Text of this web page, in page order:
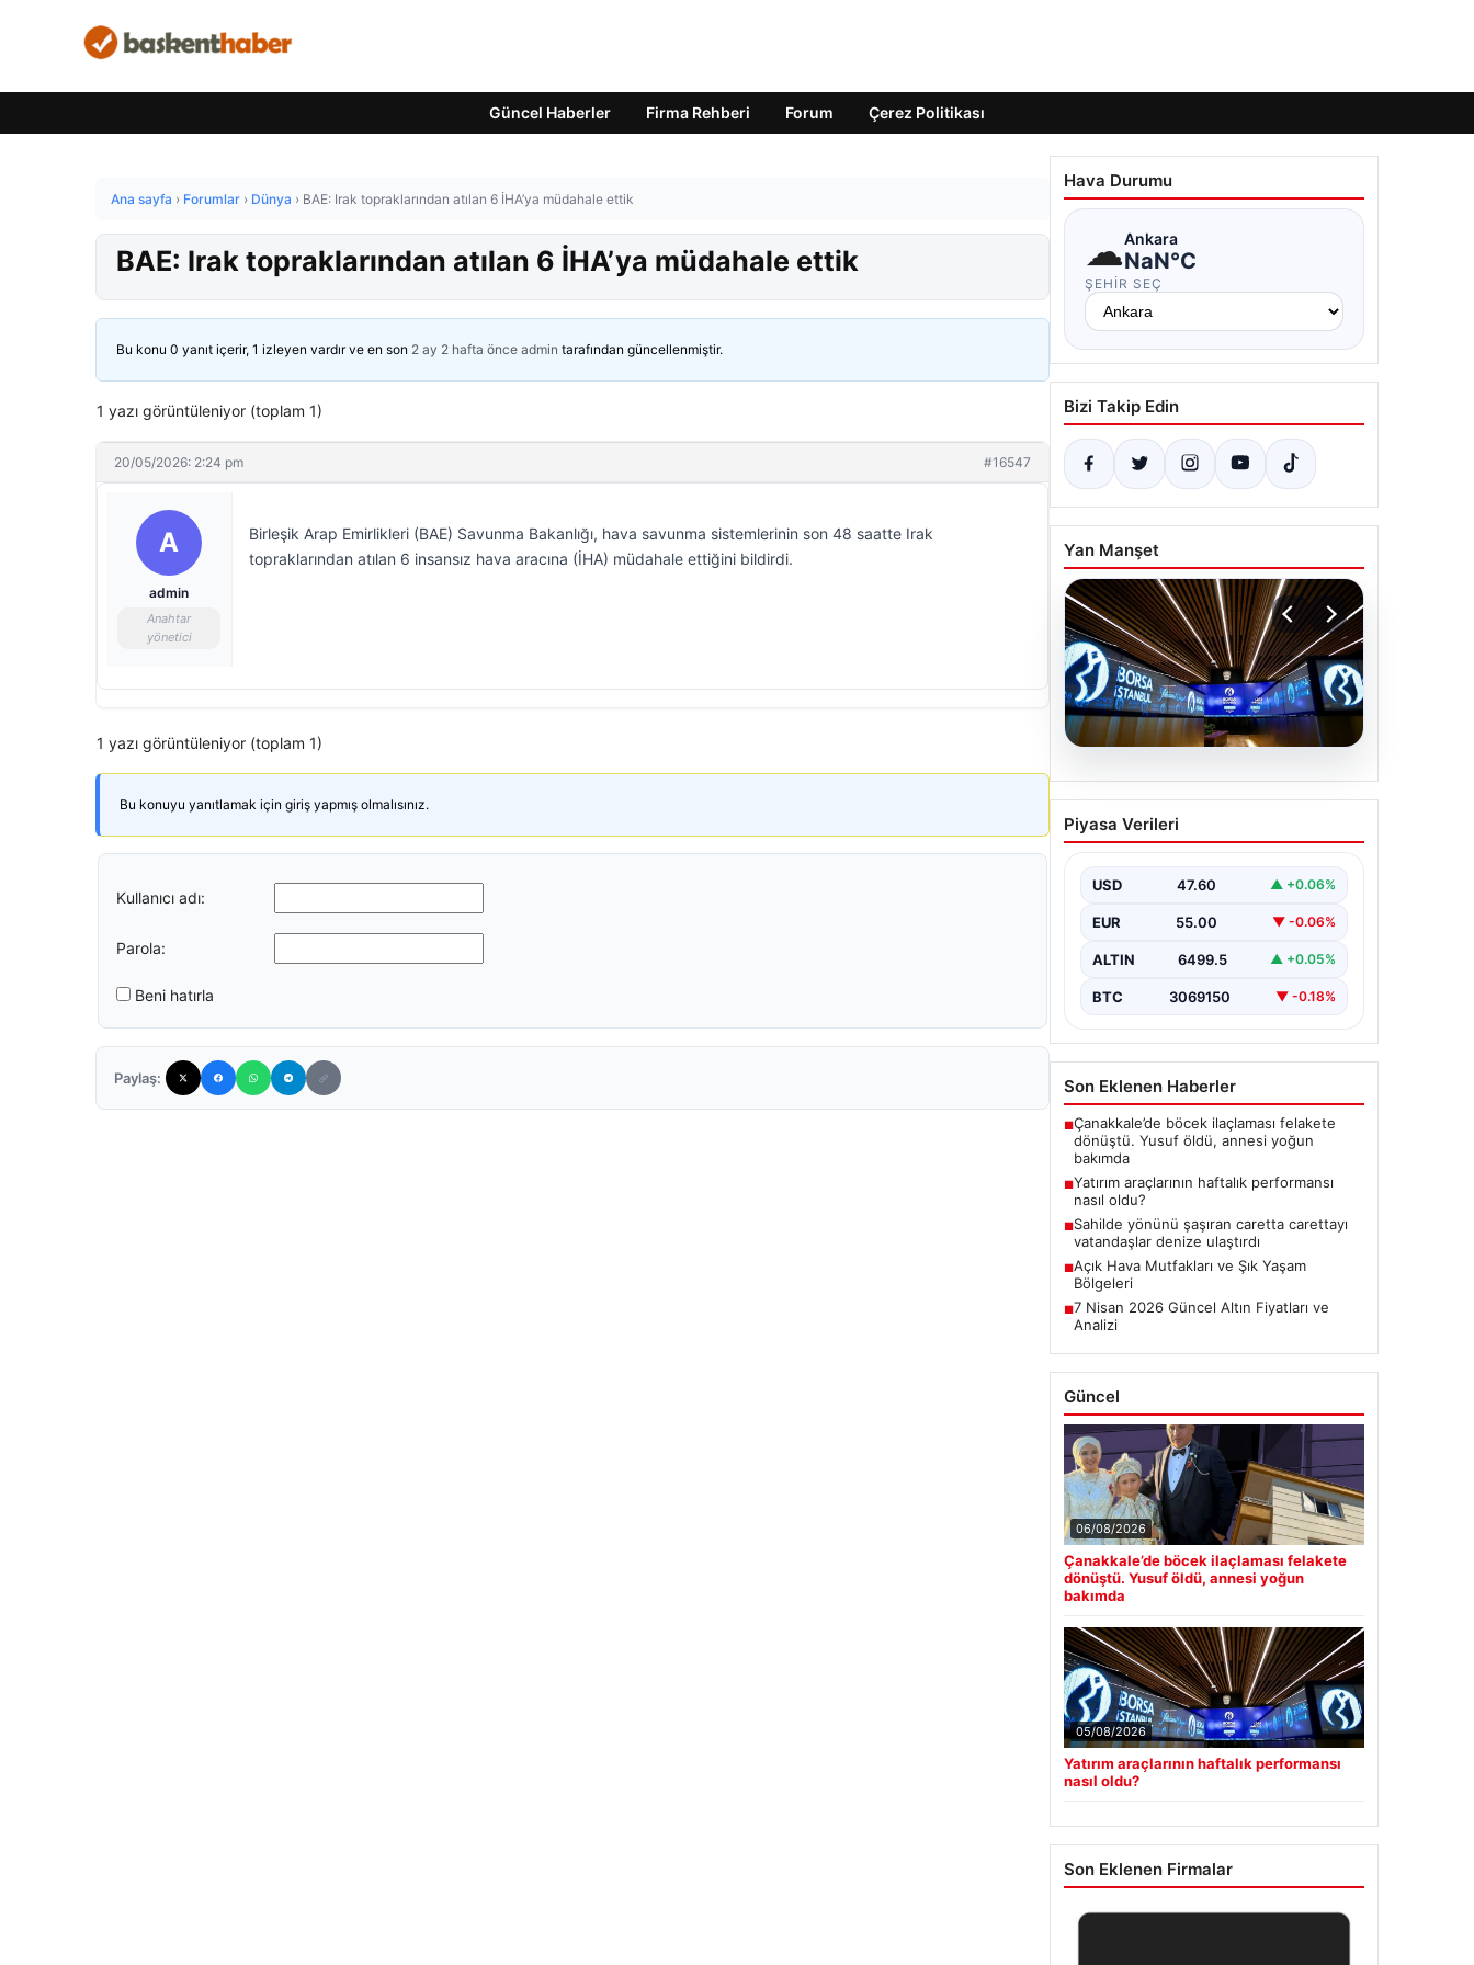
Güncel Haberler Firma Rehberi Forum Çerez Politikası
Ana sayfa › Forumlar › Dünya › BAE: Irak topraklarından atılan 6 İHA’ya müdahale ettik
BAE: Irak topraklarından atılan 6 İHA’ya müdahale ettik
Bu konu 0 yanıt içerir, 1 izleyen vardır ve en son 2 ay 2 hafta önce admin tarafından güncellenmiştir.
1 yazı görüntüleniyor (toplam 1)
20/05/2026: 2:24 pm #16547
A
admin
Anahtar
yönetici
Birleşik Arap Emirlikleri (BAE) Savunma Bakanlığı, hava savunma sistemlerinin son 48 saatte Irak
topraklarından atılan 6 insansız hava aracına (İHA) müdahale ettiğini bildirdi.
1 yazı görüntüleniyor (toplam 1)
Bu konuyu yanıtlamak için giriş yapmış olmalısınız.
Kullanıcı adı:
Parola:
Beni hatırla
Paylaş:
Hava Durumu
☁Ankara
NaN°C
ŞEHIR SEÇ
Bizi Takip Edin
Yan Manşet
Yatırım araçlarının haftalık
performansı nasıl oldu?
Piyasa Verileri
USD 47.60 ▲ +0.06%
EUR 55.00 ▼ -0.06%
ALTIN 6499.5 ▲ +0.05%
BTC 3069150 ▼ -0.18%
Son Eklenen Haberler
■Çanakkale’de böcek ilaçlaması felakete
dönüştü. Yusuf öldü, annesi yoğun
bakımda
■Yatırım araçlarının haftalık performansı
nasıl oldu?
■Sahilde yönünü şaşıran caretta carettayı
vatandaşlar denize ulaştırdı
■Açık Hava Mutfakları ve Şık Yaşam
Bölgeleri
■7 Nisan 2026 Güncel Altın Fiyatları ve
Analizi
Güncel
06/08/2026
Çanakkale’de böcek ilaçlaması felakete
dönüştü. Yusuf öldü, annesi yoğun
bakımda
05/08/2026
Yatırım araçlarının haftalık performansı
nasıl oldu?
Son Eklenen Firmalar